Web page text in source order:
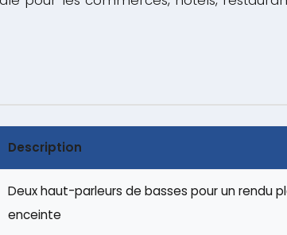
Description
Deux haut-parleurs de basses pour un rendu
enceinte